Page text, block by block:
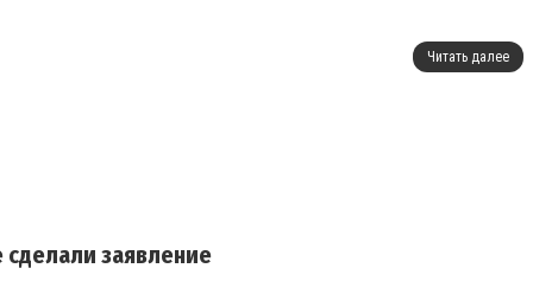
Читать далее
сделали заявление